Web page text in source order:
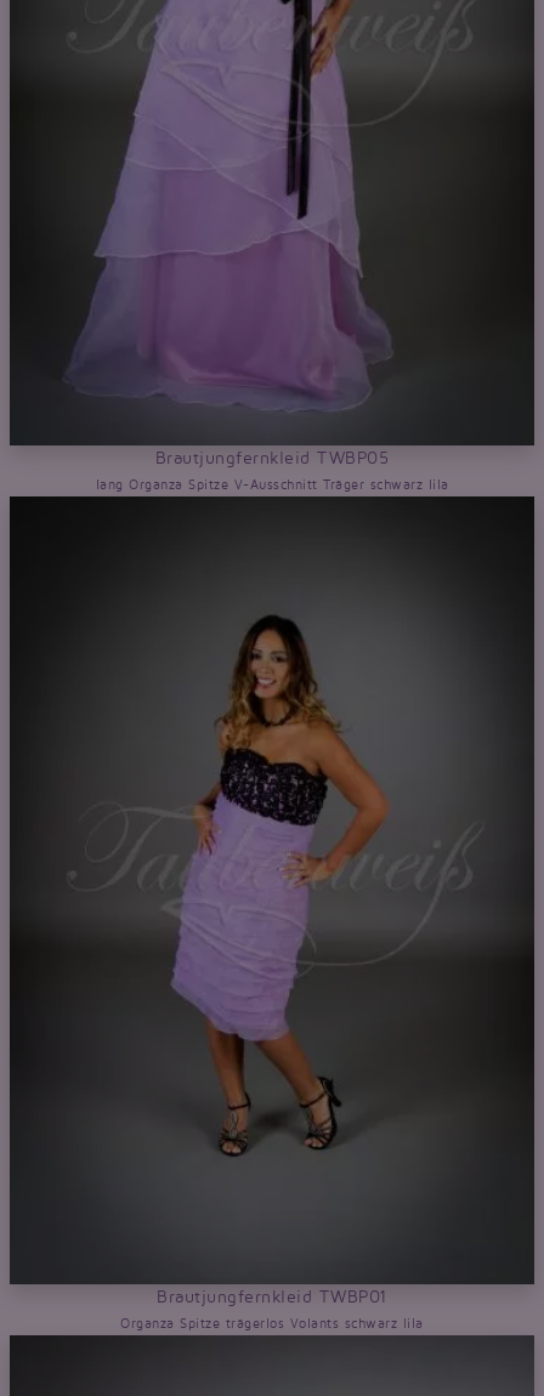
Brautjungfernkleid TWBP05
lang Organza Spitze V-Ausschnitt Träger schwarz lila
Brautjungfernkleid TWBP01
Organza Spitze trägerlos Volants schwarz lila